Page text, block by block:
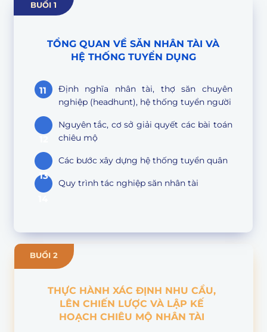
TỔNG QUAN VỀ SĂN NHÂN TÀI VÀ
HỆ THỐNG TUYỂN DỤNG
Định nghĩa nhân tài, thợ săn chuyên
nghiệp (headhunt), hệ thống tuyển người
Nguyên tắc, cơ sở giải quyết các bài toán
chiêu mộ
Các bước xây dựng hệ thống tuyển quân
Quy trình tác nghiệp săn nhân tài
11
13
BUỔI 1
BUỔI 2
THỰC HÀNH XÁC ĐỊNH NHU CẦU,
LÊN CHIẾN LƯỢC VÀ LẬP KẾ
HOẠCH CHIÊU MỘ NHÂN TÀI